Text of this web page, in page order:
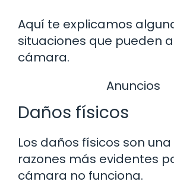
Aquí te explicamos
situaciones que pueden
cámara.
Anuncios
Daños físicos
Los daños físicos son
razones más evidentes
cámara no funciona.